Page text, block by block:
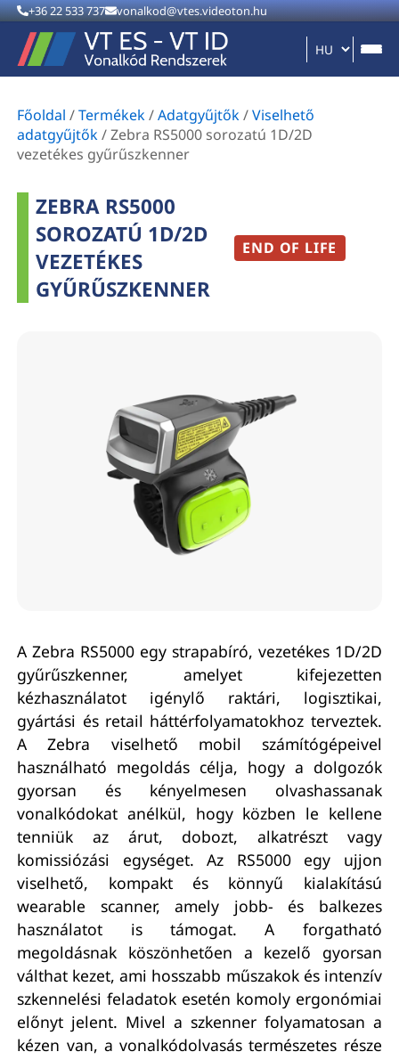
+36 22 533 737 vonalkod@vtes.videoton.hu
Főoldal /Termékek/Adatgyűjtők/Viselhető
adatgyűjtők/Zebra RS5000 sorozatú 1D/2D
vezetékes gyűrűszkenner
ZEBRA RS5000
SOROZATÚ 1D/2D
VEZETÉKES
GYŰRŰSZKENNER
END OF LIFE
A Zebra RS5000 egy strapabíró, vezetékes 1D/2D
gyűrűszkenner, amelyet kifejezetten
kézhasználatot igénylő raktári, logisztikai,
gyártási és retail háttérfolyamatokhoz terveztek.
A Zebra viselhető mobil számítógépeivel
használható megoldás célja, hogy a dolgozók
gyorsan és kényelmesen olvashassanak
vonalkódokat anélkül, hogy közben le kellene
tenniük az árut, dobozt, alkatrészt vagy
komissiózási egységet. Az RS5000 egy ujjon
viselhető, kompakt és könnyű kialakítású
wearable scanner, amely jobb- és balkezes
használatot is támogat. A forgatható
megoldásnak köszönhetően a kezelő gyorsan
válthat kezet, ami hosszabb műszakok és intenzív
szkennelési feladatok esetén komoly ergonómiai
előnyt jelent. Mivel a szkenner folyamatosan a
kézen van, a vonalkódolvasás természetes része